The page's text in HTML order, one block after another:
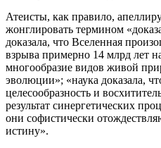
Атеисты, как правило,
жонглировать термином
доказала, что Вселенная
взрыва примерно 14 млрд лет
многообразие видов живой
эволюции»; «наука доказала,
целесообразность и
результат синергетических
они софистически
истину».